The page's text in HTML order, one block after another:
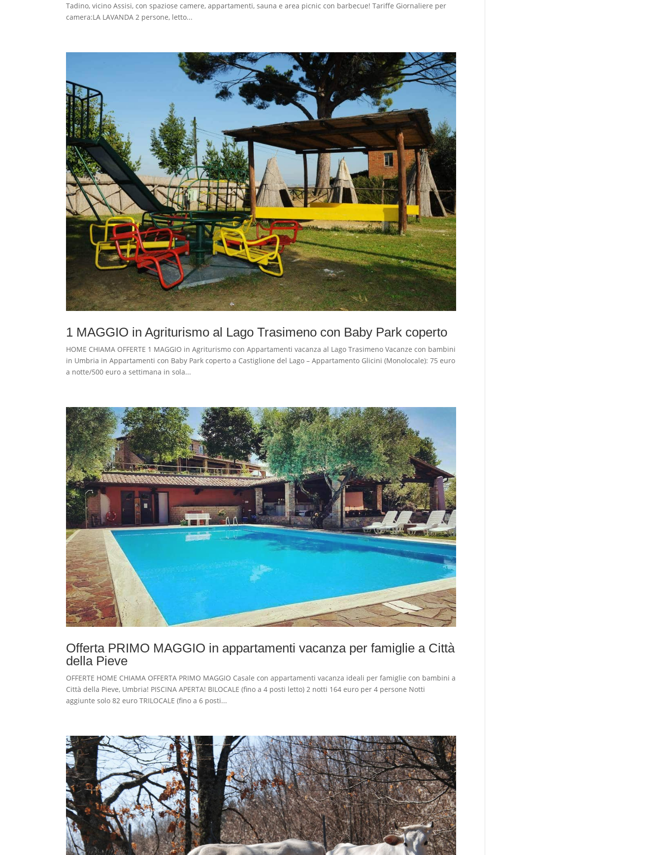
Tadino, vicino Assisi, con spaziose camere, appartamenti, sauna e area picnic con barbecue! Tariffe Giornaliere per
camera:LA LAVANDA 2 persone, letto...
1 MAGGIO in Agriturismo al Lago Trasimeno con Baby Park coperto
HOME CHIAMA OFFERTE 1 MAGGIO in Agriturismo con Appartamenti vacanza al Lago Trasimeno Vacanze con bambini
in Umbria in Appartamenti con Baby Park coperto a Castiglione del Lago – Appartamento Glicini (Monolocale): 75 euro
a notte/500 euro a settimana in sola...
Offerta PRIMO MAGGIO in appartamenti vacanza per famiglie a Città
della Pieve
OFFERTE HOME CHIAMA OFFERTA PRIMO MAGGIO Casale con appartamenti vacanza ideali per famiglie con bambini a
Città della Pieve, Umbria! PISCINA APERTA! BILOCALE (fino a 4 posti letto) 2 notti 164 euro per 4 persone Notti
aggiunte solo 82 euro TRILOCALE (fino a 6 posti...